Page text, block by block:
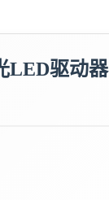
LED驱动器